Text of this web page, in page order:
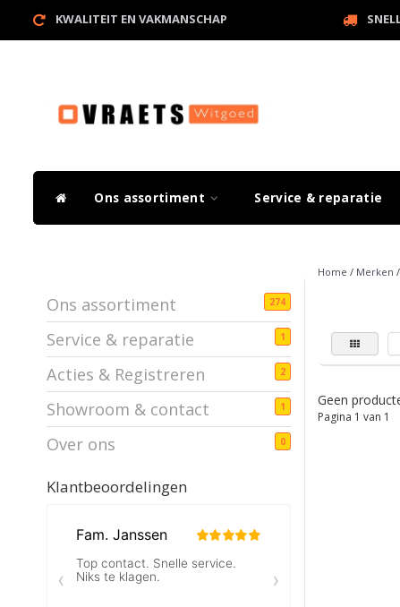
KWALITEIT EN VAKMANSCHAP
Ons assortiment Service & reparatie
Ons assortiment 274
Service & reparatie 1
Acties & Registreren 2
Showroom & contact 1
Over ons 0
Klantbeoordelingen
Home / Merken /
Geen
Pagina 1 van 1